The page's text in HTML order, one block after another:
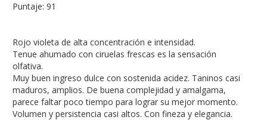
Puntaje: 91
Rojo violeta de alta concentración e intensidad.
Tenue ahumado con ciruelas frescas es la sensación
olfativa.
Muy buen ingreso dulce con sostenida acidez. Taninos casi
maduros, amplios. De buena complejidad y amalgama,
parece faltar poco tiempo para lograr su mejor momento.
Volumen y persistencia casi altos. Con fineza y elegancia.